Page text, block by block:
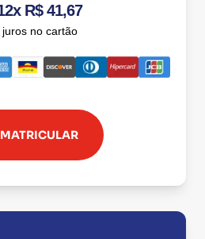
R$ 41,67
juros no cartão
MATRICULAR